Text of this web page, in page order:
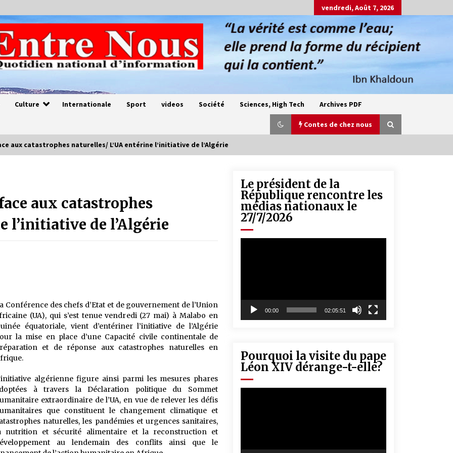
vendredi, Août 7, 2026
Culture Internationale Sport videos Société Sciences, High Tech Archives PDF
Contes de chez nous
Oum el Gaïla / L’ogresse du M’zab
4 ans ago
Quand on va vite
5 ans ago
Tradition orale/ D’où viennent les
5 ans ago
aux catastrophes naturelles/ L’UA entérine l’initiative de l’Algérie
aux catastrophes
l’initiative de l’Algérie
Conférence des chefs d’Etat et de gouvernement de l’Union
(UA), qui s’est tenue vendredi (27 mai) à Malabo en
équatoriale, vient d’entériner l’initiative de l’Algérie
la mise en place d’une Capacité civile continentale de
et de réponse aux catastrophes naturelles en
algérienne figure ainsi parmi les mesures phares
à travers la Déclaration politique du Sommet
extraordinaire de l’UA, en vue de relever les défis
que constituent le changement climatique et
naturelles, les pandémies et urgences sanitaires,
nutrition et sécurité alimentaire et la reconstruction et
au lendemain des conflits ainsi que le
Le président de la
République rencontre les
médias nationaux le
27/7/2026
00:00 02:05:51
Pourquoi la visite du pape
Léon XIV dérange-t-elle?